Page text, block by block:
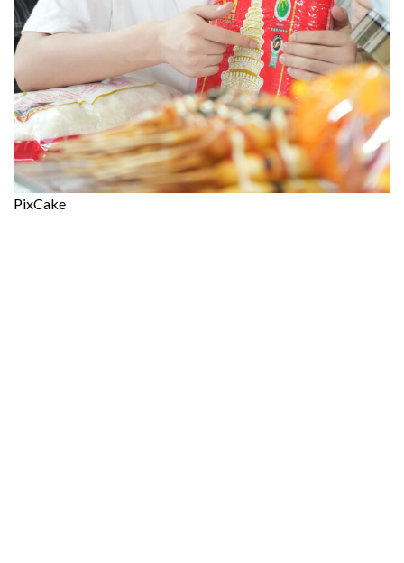
PixCake